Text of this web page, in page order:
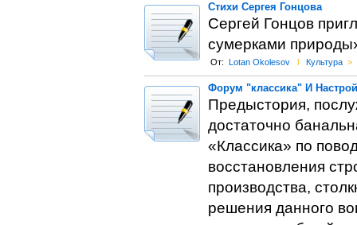
Стихи Сергея Гонцова
Сергей Гонцов
сумерками
От: Lotan Okolesov l Культура >
Форум "классика" И
Предыстория,
достаточно
«Классика» по
восстановления
производства,
решения данного